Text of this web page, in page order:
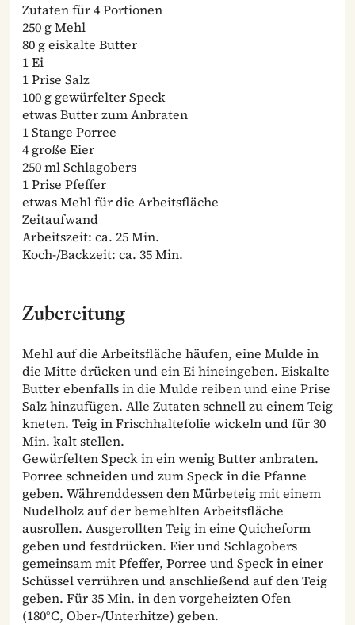
Zutaten für 4 Portionen
250 g Mehl
80 g eiskalte Butter
1 Ei
1 Prise Salz
100 g gewürfelter Speck
etwas Butter zum Anbraten
1 Stange Porree
4 große Eier
250 ml Schlagobers
1 Prise Pfeffer
etwas Mehl für die Arbeitsfläche
Zeitaufwand
Arbeitszeit: ca. 25 Min.
Koch-/Backzeit: ca. 35 Min.
Zubereitung
Mehl auf die Arbeitsfläche häufen, eine Mulde in
die Mitte drücken und ein Ei hineingeben. Eiskalte
Butter ebenfalls in die Mulde reiben und eine Prise
Salz hinzufügen. Alle Zutaten schnell zu einem Teig
kneten. Teig in Frischhaltefolie wickeln und für 30
Min. kalt stellen.
Gewürfelten Speck in ein wenig Butter anbraten.
Porree schneiden und zum Speck in die Pfanne
geben. Währenddessen den Mürbeteig mit einem
Nudelholz auf der bemehlten Arbeitsfläche
ausrollen. Ausgerollten Teig in eine Quicheform
geben und festdrücken. Eier und Schlagobers
gemeinsam mit Pfeffer, Porree und Speck in einer
Schüssel verrühren und anschließend auf den Teig
geben. Für 35 Min. in den vorgeheizten Ofen
(180°C, Ober-/Unterhitze) geben.